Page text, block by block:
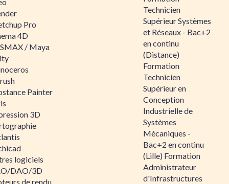
Pro
4D
/ Maya
Painter
3D
logiciels
DAO/3D
de rendu
Technicien
Supérieur Systèmes
et Réseaux - Bac+2
en continu
(Distance)
Formation
Technicien
Supérieur en
Conception
Industrielle de
Systèmes
Mécaniques -
Bac+2 en continu
(Lille) Formation
Administrateur
d'Infrastructures